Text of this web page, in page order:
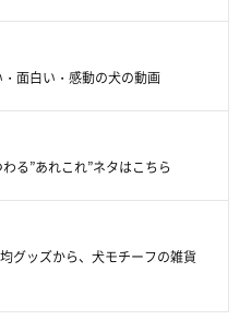
面白い・感動の犬の動画
る”あれこれ”ネタはこちら
グッズから、犬モチーフの雑貨